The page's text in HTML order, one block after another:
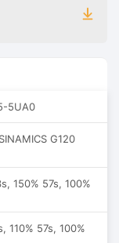
5UA0
G120
150% 57s, 100%
110% 57s, 100%